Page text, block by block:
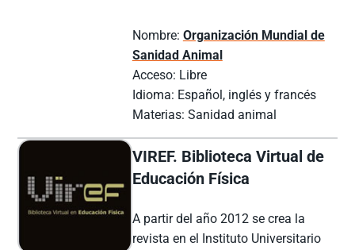
Nombre: Organización Mundial de
Sanidad Animal
Acceso: Libre
Idioma: Español, inglés y francés
Materias: Sanidad animal
VIREF. Biblioteca Virtual de
Educación Física
A partir del año 2012 se crea la
revista en el Instituto Universitario